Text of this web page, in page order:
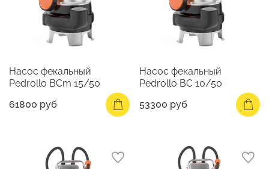
Насос фекальный
Pedrollo BCm 15/50
61800 руб
Насос фекальный
Pedrollo BC 10/50
53300 руб